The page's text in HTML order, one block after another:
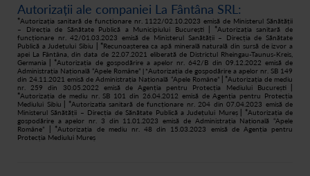
Cum cumpăr
Autorizații ale companiei La Fântâna SRL:
*Autorizația sanitară de funcționare nr. 1122/02.10.2023 emisă de Ministerul Sănătății
– Direcția de Sănătate Publică a Municipiului București
| *Autorizația sanitară de
funcționare nr. 42/01.03.2023 emisă de Ministerul Sanătății – Direcția de Sănătate
Publică a Județului Sibiu
| *Recunoașterea ca apă minerală naturală din sursă de izvor a
apei La Fântâna, din data de 22.07.2021 eliberată de Districtul Rheingau-Taunus-Kreis,
Germania
| *Autorizația de gospodărire a apelor nr. 642/B din 09.12.2022 emisă de
Administrația Națională “Apele Române” | *Autorizația de gospodărire a apelor nr. SB 149
din 24.11.2021 emisă de Administrația Națională “Apele Române”
| *Autorizația de mediu
nr. 259 din 30.05.2022 emisă de Agenția pentru Protecția Mediului București
*Autorizația de mediu nr. SB 101 din 26.04.2012 emisă de Agenția pentru Protecția
Mediului Sibiu | *Autorizatia sanitară de funcționare nr. 204 din 07.04.2023 emisă de
Ministerul Sănătății – Direcția de Sănătate Publică a Județului Mureș| *Autorizația de
gospodărire a apelor nr. 3 din 11.01.2023 emisă de Administrația Națională “Apele
Române”
| *Autorizația de mediu nr. 48 din 15.03.2023 emisă de Agenția pentru
Protecția Mediului Mureș